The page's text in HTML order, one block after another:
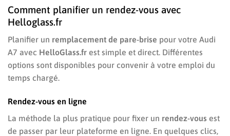
Comment planifier un rendez-vous avec
Helloglass.fr
Planifier un remplacement de pare-brise pour votre Audi
A7 avec HelloGlass.fr est simple et direct. Différentes
options sont disponibles pour convenir à votre emploi du
temps chargé.
Rendez-vous en ligne
La méthode la plus pratique pour fixer un rendez-vous est
de passer par leur plateforme en ligne. En quelques clics,